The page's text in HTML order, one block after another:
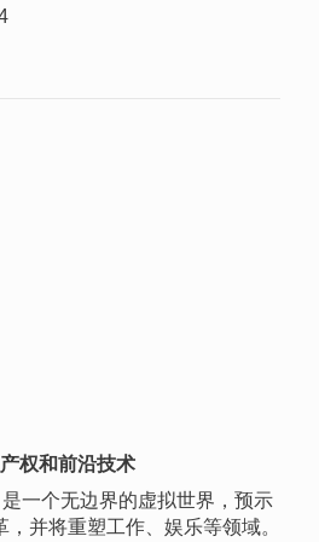
权和前沿技术
一个无边界的虚拟世界，预示
并将重塑工作、娱乐等领域。